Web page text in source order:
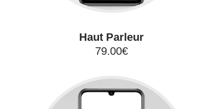
Haut Parleur
79.00€